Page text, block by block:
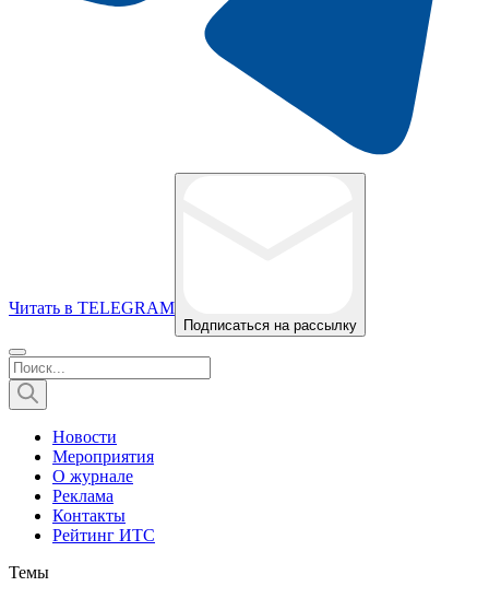
Читать в TELEGRAM
Подписаться на рассылку
Новости
Мероприятия
О журнале
Реклама
Контакты
Рейтинг ИТС
Темы